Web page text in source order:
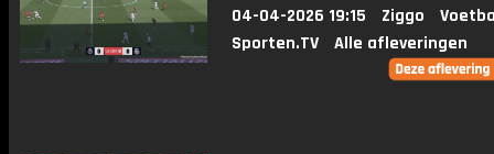
04-04-2026 19:15 Ziggo
Sporten.TV
Alle afleveringen